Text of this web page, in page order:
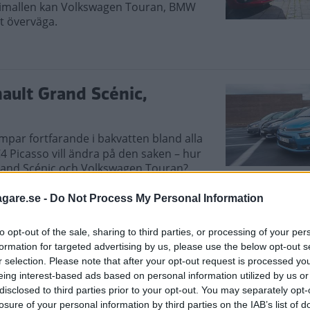
- Do Not Process My Personal Information
opt-out of the sale, sharing to third parties, or processing of your
for targeted advertising by us, please use the below opt-out
selection. Please note that after your opt-out request is processed
interest-based ads based on personal information utilized by us
to third parties prior to your opt-out. You may separately
of your personal information by third parties on the IAB’s list of
kan Volkswagen Touran, BMW
överväga.
Grand Scénic,
fortfarande i bakvatten bland alla
Picasso vill ändra på den saken – hur
Scénic och Volkswagen Touran?
C-Max (2010)
sitta kvar i lilla mellanklassen? Då kan Ford Grand C-
är smidiga vuxna eller barn. C-Max är finurlig, Touran är